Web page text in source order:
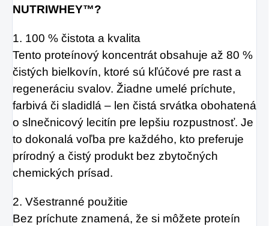
NUTRIWHEY™?
1. 100 % čistota a kvalita
Tento proteínový koncentrát obsahuje až 80 %
čistých bielkovín, ktoré sú kľúčové pre rast a
regeneráciu svalov. Žiadne umelé príchute,
farbivá či sladidlá – len čistá srvátka obohatená
o slnečnicový lecitín pre lepšiu rozpustnosť. Je
to dokonalá voľba pre každého, kto preferuje
prírodný a čistý produkt bez zbytočných
chemických prísad.
2. Všestranné použitie
Bez príchute znamená, že si môžete proteín